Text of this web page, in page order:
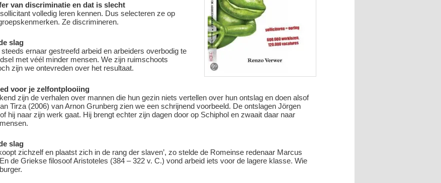
van discriminatie en dat is slecht
volledig leren kennen. Dus selecteren ze op
Ze discrimineren.
slag
ernaar gestreefd arbeid en arbeiders overbodig te
met véél minder mensen. We zijn ruimschoots
zijn we ontevreden over het resultaat.
voor je zelfontplooiing
zijn de verhalen over mannen die hun gezin niets vertellen over hun ontslag en doen alsof
Tirza (2006) van Arnon Grunberg zien we een schrijnend voorbeeld. De ontslagen Jörgen
hij naar zijn werk gaat. Hij brengt echter zijn dagen door op Schiphol en zwaait daar naar
slag
zichzelf en plaatst zich in de rang der slaven’, zo stelde de Romeinse redenaar Marcus
de Griekse filosoof Aristoteles (384 – 322 v. C.) vond arbeid iets voor de lagere klasse. Wie